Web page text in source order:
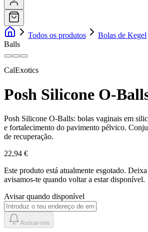
Todos os produtos Bolas de Kegel
Balls
CalExotics
Posh Silicone O-
Posh Silicone O-Balls: bolas vaginais em
e fortalecimento do pavimento pélvico.
de recuperação.
22,94 €
Este produto está atualmente esgotado. Deixa
avisamos-te quando voltar a estar disponível.
Avisar quando disponível
Avisar-me